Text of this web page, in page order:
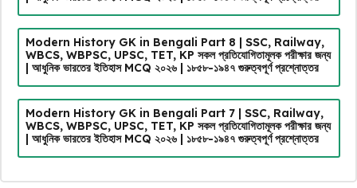
Modern History GK in Bengali Part 8 | SSC, Railway,
WBCS, WBPSC, UPSC, TET, KP সকল প্রতিযোগিতামূলক পরীক্ষার জন্য
| আধুনিক ভারতের ইতিহাস MCQ ২০২৬ | ১৮৫৮-১৯৪৭ গুরুত্বপূর্ণ প্রশ্নোত্তর
Modern History GK in Bengali Part 7 | SSC, Railway,
WBCS, WBPSC, UPSC, TET, KP সকল প্রতিযোগিতামূলক পরীক্ষার জন্য
| আধুনিক ভারতের ইতিহাস MCQ ২০২৬ | ১৮৫৮-১৯৪৭ গুরুত্বপূর্ণ প্রশ্নোত্তর